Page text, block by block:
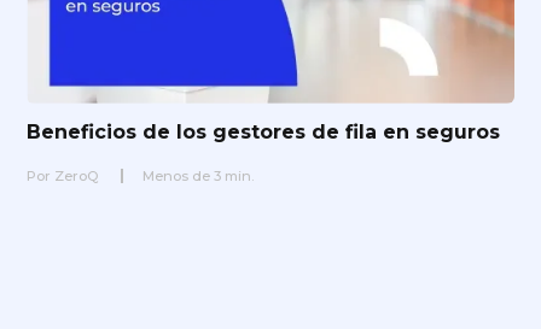
Beneficios de los gestores de fila en seguros
Por ZeroQ Menos de 3 min.